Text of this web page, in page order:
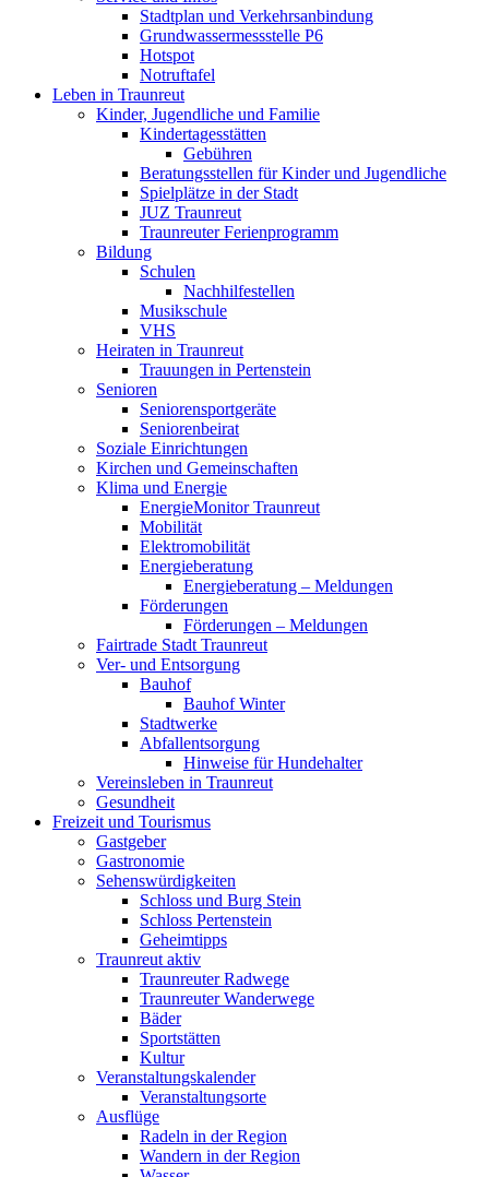
Stadtplan und Verkehrsanbindung
Grundwassermessstelle P6
Hotspot
Notruftafel
Leben in Traunreut
Kinder, Jugendliche und Familie
Kindertagesstätten
Gebühren
Beratungsstellen für Kinder und Jugendliche
Spielplätze in der Stadt
JUZ Traunreut
Traunreuter Ferienprogramm
Bildung
Schulen
Nachhilfestellen
Musikschule
VHS
Heiraten in Traunreut
Trauungen in Pertenstein
Senioren
Seniorensportgeräte
Seniorenbeirat
Soziale Einrichtungen
Kirchen und Gemeinschaften
Klima und Energie
EnergieMonitor Traunreut
Mobilität
Elektromobilität
Energieberatung
Energieberatung – Meldungen
Förderungen
Förderungen – Meldungen
Fairtrade Stadt Traunreut
Ver- und Entsorgung
Bauhof
Bauhof Winter
Stadtwerke
Abfallentsorgung
Hinweise für Hundehalter
Vereinsleben in Traunreut
Gesundheit
Freizeit und Tourismus
Gastgeber
Gastronomie
Sehenswürdigkeiten
Schloss und Burg Stein
Schloss Pertenstein
Geheimtipps
Traunreut aktiv
Traunreuter Radwege
Traunreuter Wanderwege
Bäder
Sportstätten
Kultur
Veranstaltungskalender
Veranstaltungsorte
Ausflüge
Radeln in der Region
Wandern in der Region